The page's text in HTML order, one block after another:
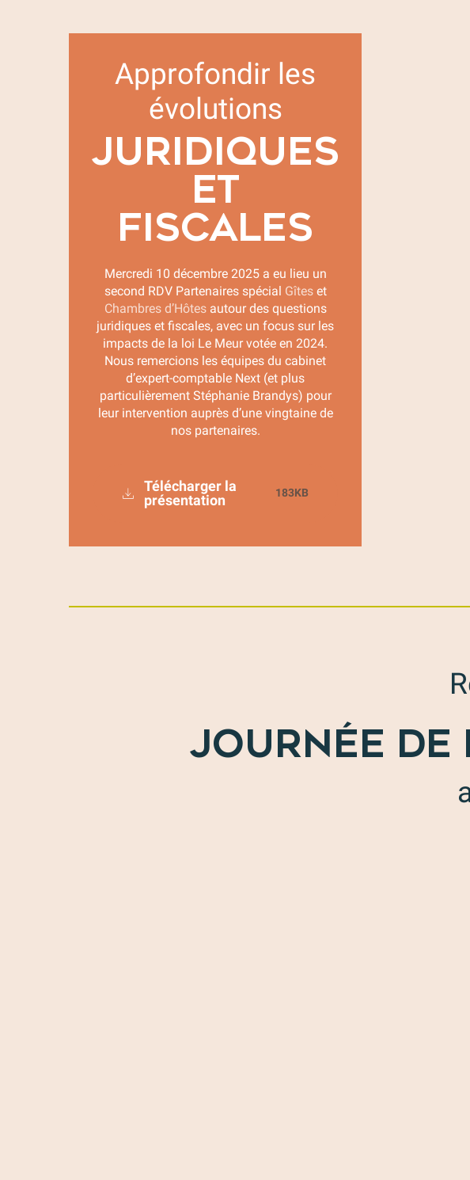
Approfondir les
évolutions
JURIDIQUES
ET
FISCALES
Mercredi 10 décembre 2025 a eu lieu un
second RDV Partenaires spécial Gîteset
Chambres d’Hôtesautour des questions
juridiques et fiscales, avec un focus sur les
impacts de la loi Le Meur votée en 2024.
Nous remercions les équipes du cabinet
d’expert-comptable Next (et plus
particulièrement Stéphanie Brandys) pour
leur intervention auprès d’une vingtaine de
nos partenaires.
Télécharger la
présentation
183KB
JOURNÉE